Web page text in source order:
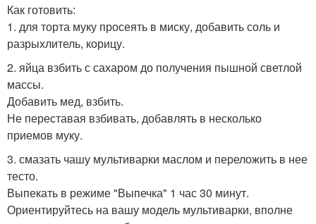
Как готовить:
1. для торта муку просеять в миску, добавить соль и
разрыхлитель, корицу.
2. яйца взбить с сахаром до получения пышной светлой
массы.
Добавить мед, взбить.
Не переставая взбивать, добавлять в несколько
приемов муку.
3. смазать чашу мультиварки маслом и переложить в нее
тесто.
Выпекать в режиме "Выпечка" 1 час 30 минут.
Ориентируйтесь на вашу модель мультиварки, вполне